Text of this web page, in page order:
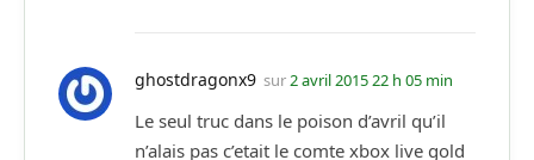
ghostdragonx9 sur2 avril 2015 22 h 05 min
Le seul truc dans le poison d’avril qu’il
n’alais pas c’etait le comte xbox live gold